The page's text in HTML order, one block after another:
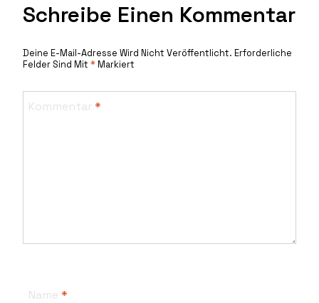
Schreibe Einen Kommentar
Deine E-Mail-Adresse Wird Nicht Veröffentlicht. Erforderliche
Felder Sind Mit *Markiert
Kommentar*
Name *